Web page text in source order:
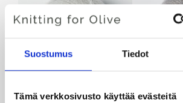
Suostumus Tiedot
Tämä verkkosivusto käyttää evästeitä
KNITTING FOR OLIVE